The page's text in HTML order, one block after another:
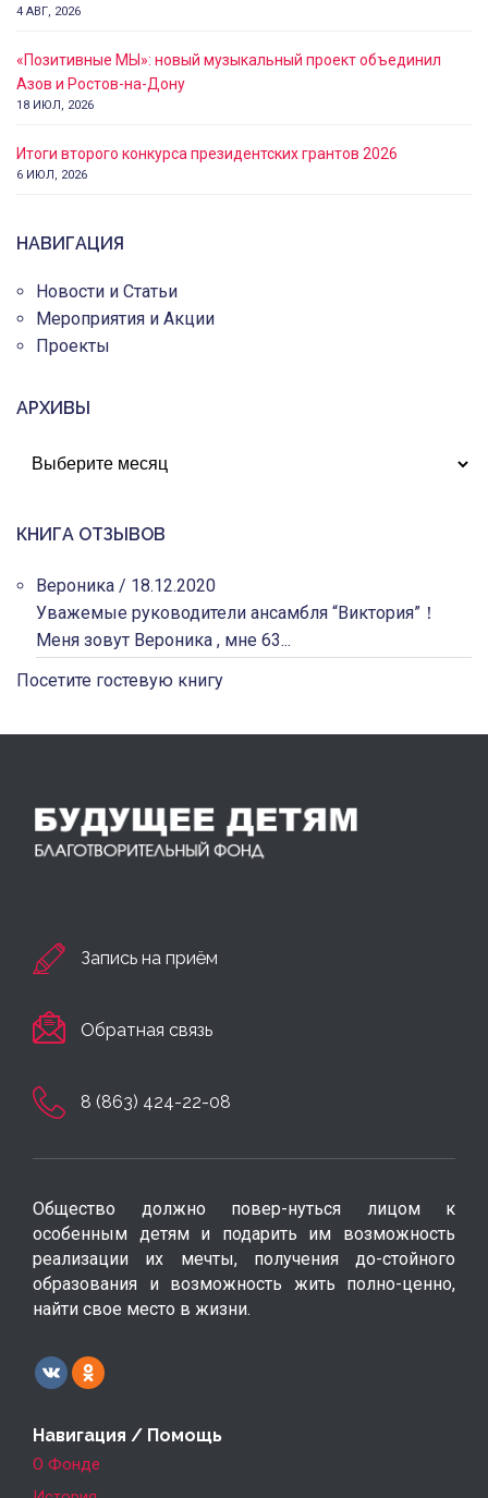
4 АВГ, 2026
«Позитивные МЫ»: новый музыкальный проект объединил
Азов и Ростов-на-Дону
18 ИЮЛ, 2026
Итоги второго конкурса президентских грантов 2026
6 ИЮЛ, 2026
НАВИГАЦИЯ
Новости и Статьи
Мероприятия и Акции
Проекты
АРХИВЫ
АРХИВЫ
КНИГА ОТЗЫВОВ
Вероника / 18.12.2020
Уважемые руководители ансамбля “Виктория”！
Меня зовут Вероника , мне 63...
Посетите гостевую книгу
Запись на приём
Обратная связь
8 (863) 424-22-08
Общество должно повер-нуться лицом к
особенным детям и подарить им возможность
реализации их мечты, получения до-стойного
образования и возможность жить полно-ценно,
найти свое место в жизни.
Навигация / Помощь
О Фонде